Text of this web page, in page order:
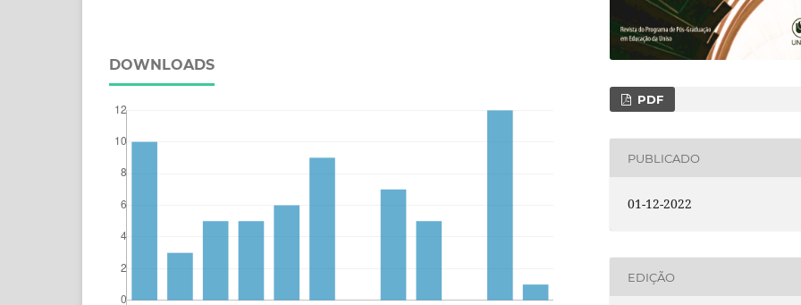
DOWNLOADS
PDF
PUBLICADO
01-12-2022
EDIÇÃO